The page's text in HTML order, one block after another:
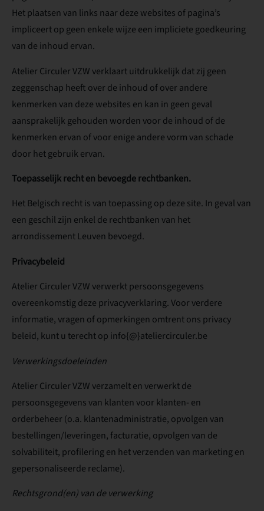
Het plaatsen van links naar deze websites of pagina’s
impliceert op geen enkele wijze een impliciete goedkeuring
van de inhoud ervan.
Atelier Circuler VZW verklaart uitdrukkelijk dat zij geen
zeggenschap heeft over de inhoud of over andere
kenmerken van deze websites en kan in geen geval
aansprakelijk gehouden worden voor de inhoud of de
kenmerken ervan of voor enige andere vorm van schade
door het gebruik ervan.
Toepasselijk recht en bevoegde rechtbanken.
Het Belgisch recht is van toepassing op deze site. In geval van
een geschil zijn enkel de rechtbanken van het
arrondissement Leuven bevoegd.
Privacybeleid
Atelier Circuler VZW verwerkt persoonsgegevens
overeenkomstig deze privacyverklaring. Voor verdere
informatie, vragen of opmerkingen omtrent ons privacy
beleid, kunt u terecht op info{@}ateliercirculer.be
Verwerkingsdoeleinden
Atelier Circuler VZW verzamelt en verwerkt de
persoonsgegevens van klanten voor klanten- en
orderbeheer (o.a. klantenadministratie, opvolgen van
bestellingen/leveringen, facturatie, opvolgen van de
solvabiliteit, profilering en het verzenden van marketing en
gepersonaliseerde reclame).
Rechtsgrond(en) van de verwerking